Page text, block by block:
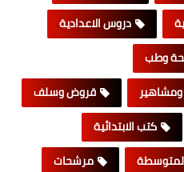
دروس الاعدادية
وطب
قروض وسلف
كتب الابتدائية
مرشحات